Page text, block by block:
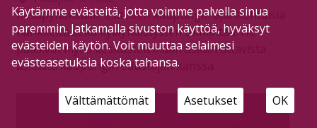
Kesäpyhäkkäille esiteltiin kaupungin ajankohtaisia
hankkeita sekä kyläyhdistysten toimintaa. He
pääsivät myös keskustelemaan askarruttavista
asioista kaupungin edustajan kanssa.
Käytämme evästeitä, jotta voimme palvella sinua
paremmin. Jatkamalla sivuston käyttöä, hyväksyt
evästeiden käytön. Voit muuttaa selaimesi
evästeasetuksia koska tahansa.
Välttämättömät Asetukset OK